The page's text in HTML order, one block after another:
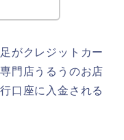
がクレジットカー
門店うるうのお店
口座に入金される